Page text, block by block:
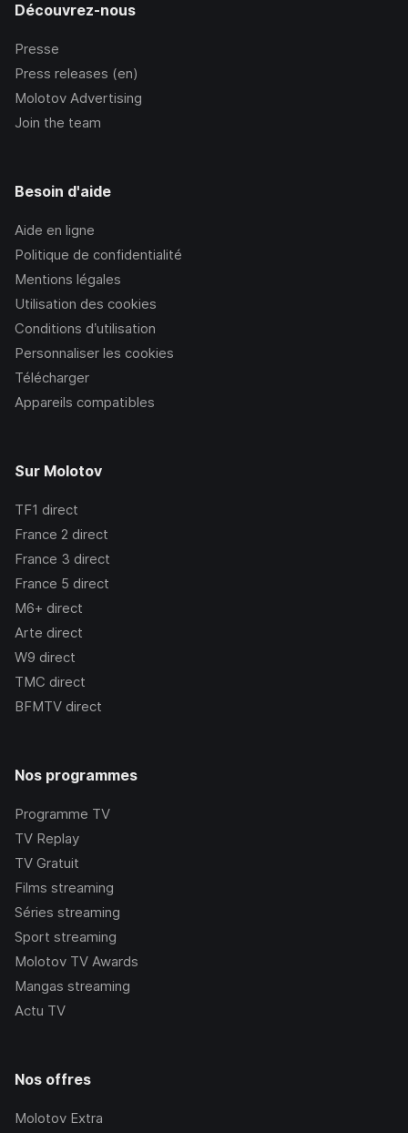
Découvrez-nous
Presse
Press releases (en)
Molotov Advertising
Join the team
Besoin d'aide
Aide en ligne
Politique de confidentialité
Mentions légales
Utilisation des cookies
Conditions d’utilisation
Personnaliser les cookies
Télécharger
Appareils compatibles
Sur Molotov
TF1 direct
France 2 direct
France 3 direct
France 5 direct
M6+ direct
Arte direct
W9 direct
TMC direct
BFMTV direct
Nos programmes
Programme TV
TV Replay
TV Gratuit
Films streaming
Séries streaming
Sport streaming
Molotov TV Awards
Mangas streaming
Actu TV
Nos offres
Molotov Extra